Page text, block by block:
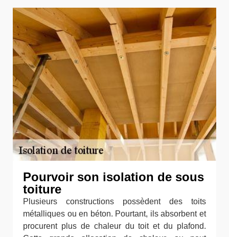
Pourvoir son isolation de sous
toiture
Plusieurs constructions possèdent des toits
métalliques ou en béton. Pourtant, ils absorbent et
procurent plus de chaleur du toit et du plafond.